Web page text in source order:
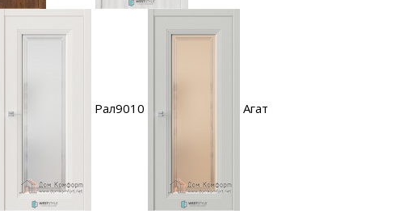
Рал9010 Агат